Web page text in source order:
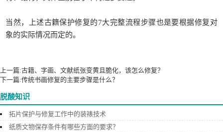
当然，上述古籍保护修复的7大完整流程步骤也是要根据修复对
象的实际情况而定的。
上一篇:古籍、字画、文献纸张变黄且脆化，该怎么修复？
下一篇:传统书画修复的主要步骤是什么？
脱酸知识
拓片保护与修复工作中的装裱技术
纸质文物保存条件有哪些方面的要求？